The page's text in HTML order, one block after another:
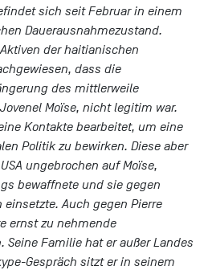
sich seit Februar in einem
Dauerausnahmezustand.
der haitianischen
dass die
des mittlerweile
Moïse, nicht legitim war.
Kontakte bearbeitet, um eine
Politik zu bewirken. Diese aber
ungebrochen auf Moïse,
bewaffnete und sie gegen
Auch gegen Pierre
ernst zu nehmende
Seine Familie hat er außer Landes
Gespräch sitzt er in seinem